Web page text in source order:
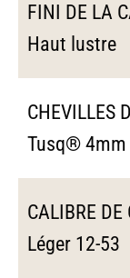
FINI DE LA
Haut lustre
CHEVILLES
Tusq®
CALIBRE DE
Léger 12-53